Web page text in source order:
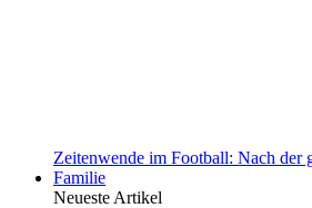
Zeitenwende im Football: Nach der
Familie
Neueste Artikel